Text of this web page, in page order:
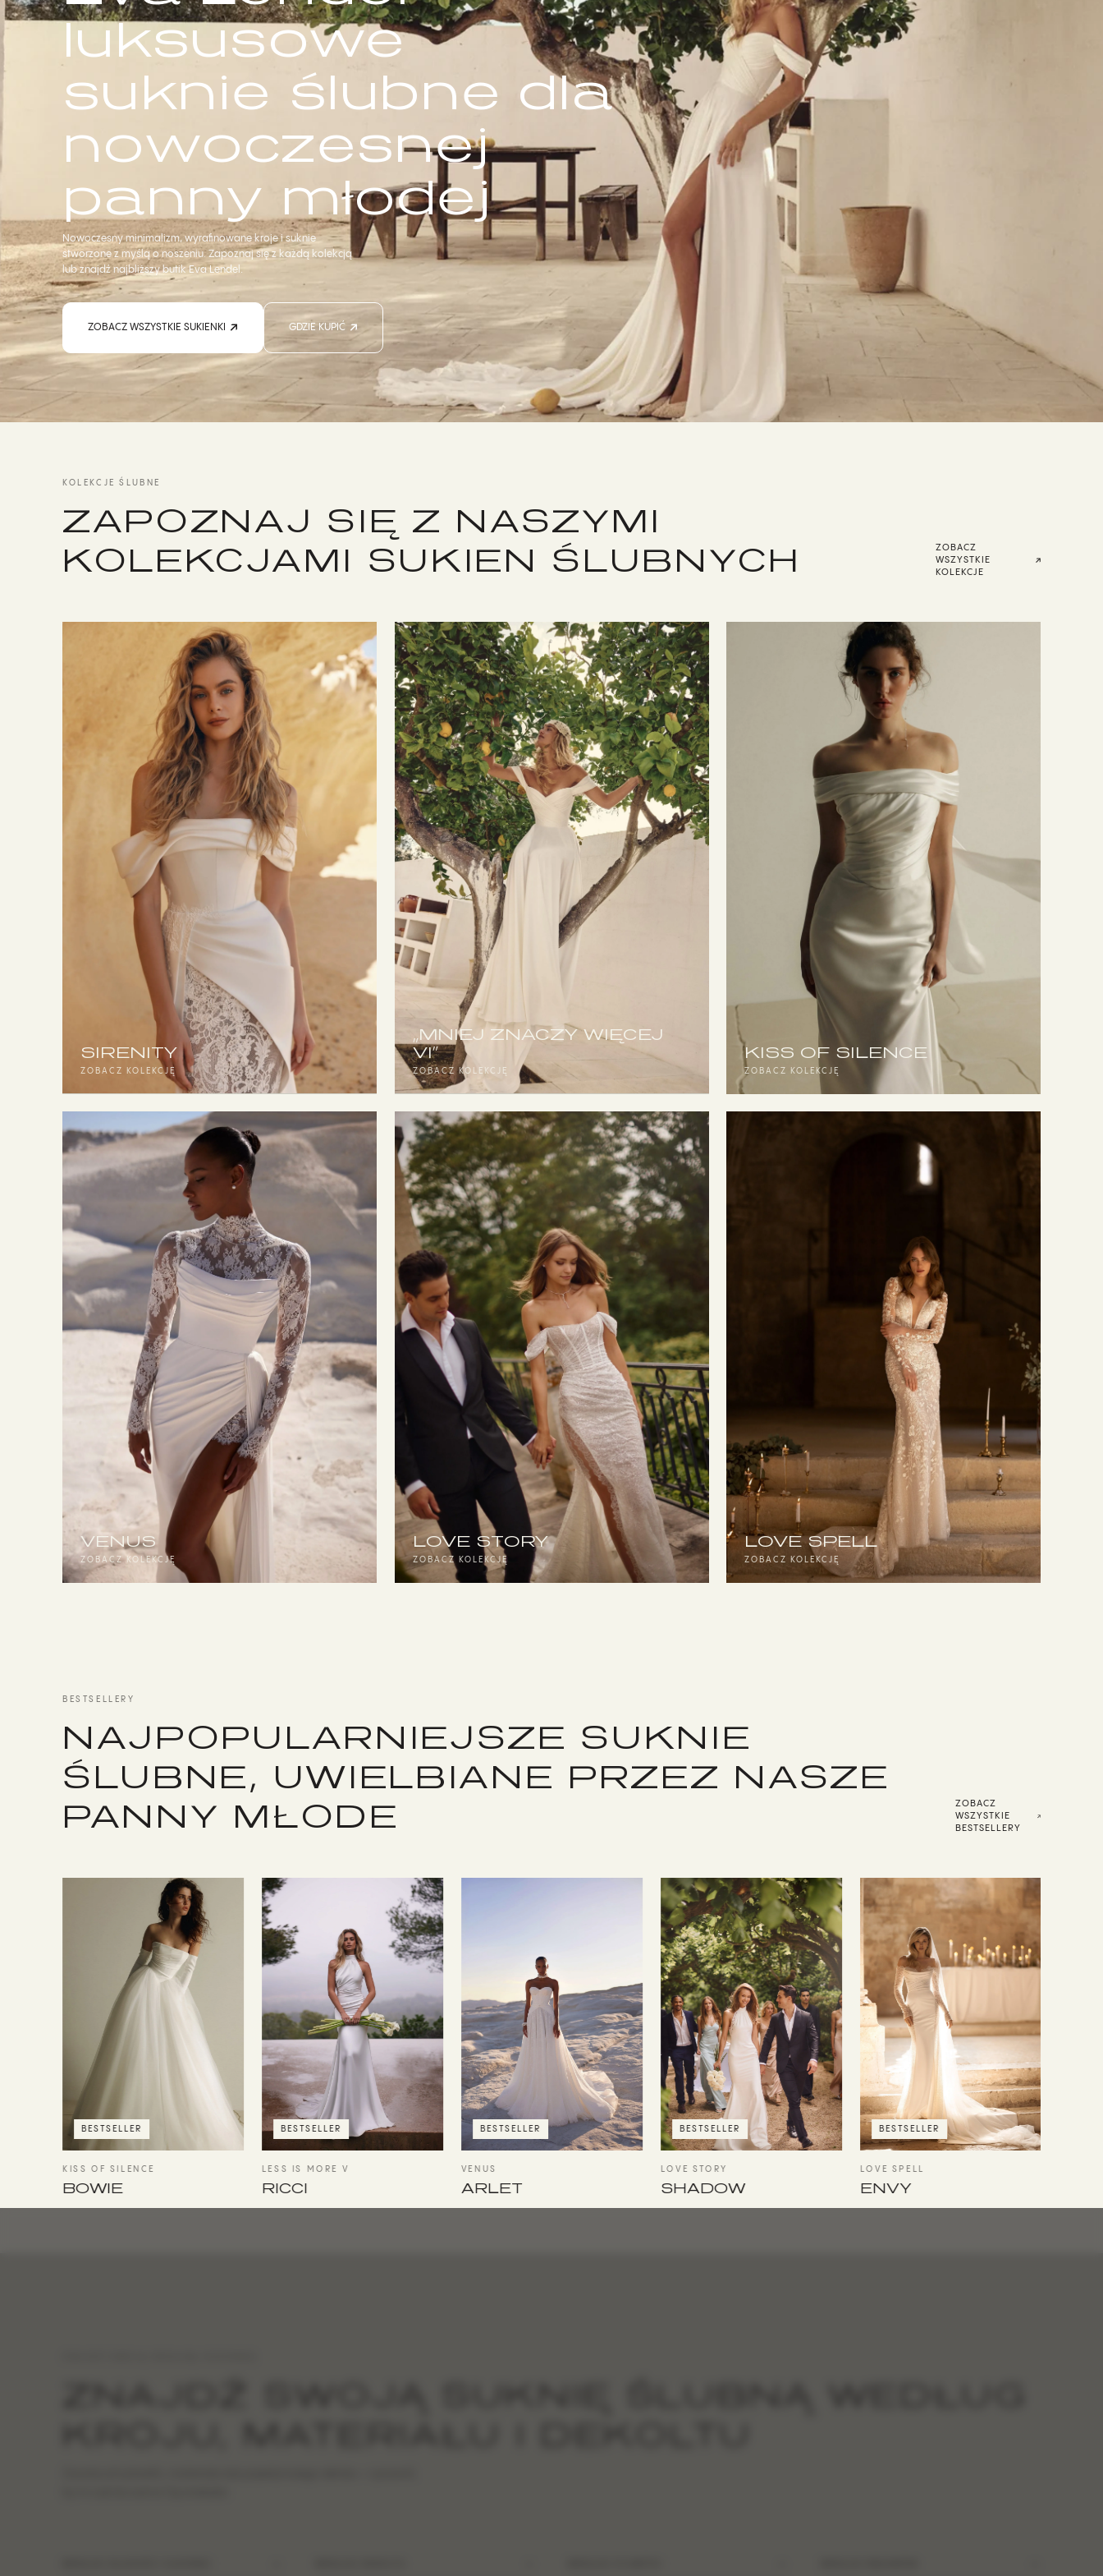
luksusowe
suknie ślubne dla
nowoczesnej
panny młodej
Nowoczesny minimalizm, wyrafinowane kroje i suknie
stworzone z myślą o noszeniu. Zapoznaj się z każdą kolekcją
lub znajdź najbliższy butik Eva Lendel.
ZOBACZ WSZYSTKIE SUKIENKI GDZIE KUPIĆ
KOLEKCJE ŚLUBNE
ZAPOZNAJ SIĘ Z NASZYMI
KOLEKCJAMI SUKIEN ŚLUBNYCH
ZOBACZ
WSZYSTKIE
KOLEKCJE
SIRENITY
ZOBACZ KOLEKCJĘ
„MNIEJ ZNACZY WIĘCEJ
VI”
ZOBACZ KOLEKCJĘ
KISS OF SILENCE
ZOBACZ KOLEKCJĘ
VENUS
ZOBACZ KOLEKCJĘ
LOVE STORY
ZOBACZ KOLEKCJĘ
LOVE SPELL
ZOBACZ KOLEKCJĘ
BESTSELLERY
NAJPOPULARNIEJSZE SUKNIE
ŚLUBNE, UWIELBIANE PRZEZ NASZE
PANNY MŁODE
ZOBACZ
WSZYSTKIE
BESTSELLERY
BESTSELLER
KISS OF SILENCE
BOWIE
BESTSELLER
LESS IS MORE V
RICCI
BESTSELLER
VENUS
ARLET
BESTSELLER
LOVE STORY
SHADOW
BESTSELLER
LOVE SPELL
ENVY